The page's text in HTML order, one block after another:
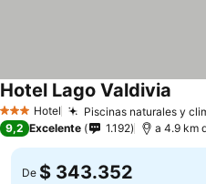
3 Estrellas
Hotel Piscinas naturales y
Hotel Lago Valdivia
9,2 Excelente 1.192 a 4.9 km
De $ 343.352